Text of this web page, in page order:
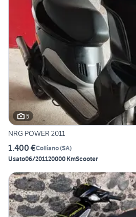
5
NRG POWER 2011
1.400 €Colliano(SA)
Usato06/201120000 KmScooter